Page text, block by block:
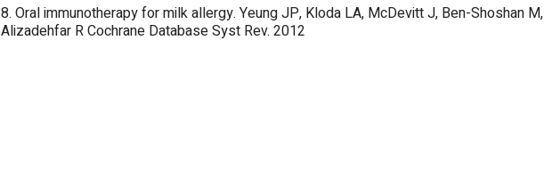
8. Oral immunotherapy for milk allergy. Yeung JP, Kloda LA, McDevitt J, Ben-Shoshan M,
Alizadehfar R Cochrane Database Syst Rev. 2012